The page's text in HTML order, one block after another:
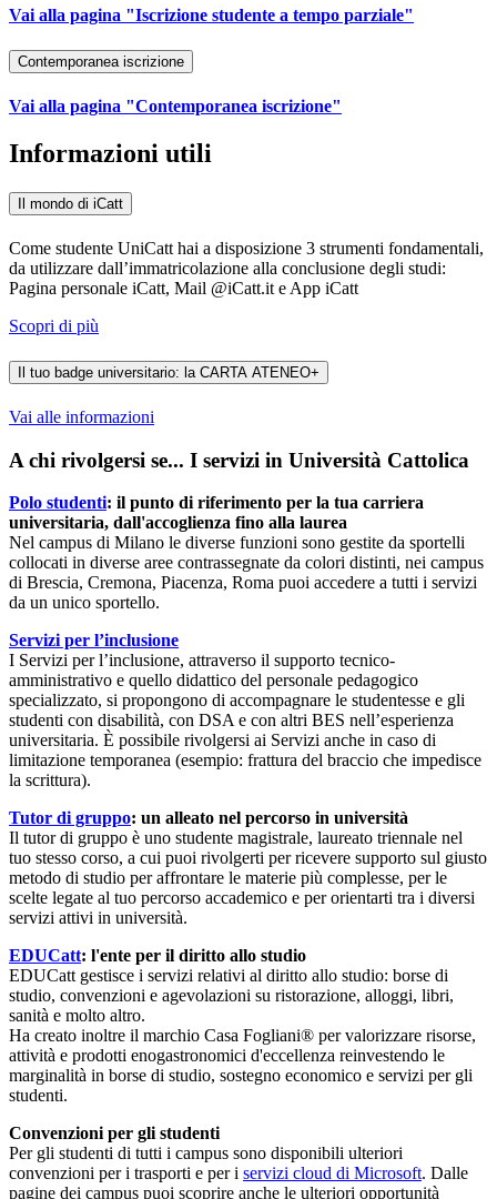
Vai alla pagina "Iscrizione studente a tempo parziale"
Contemporanea iscrizione
Vai alla pagina "Contemporanea iscrizione"
Informazioni utili
Il mondo di iCatt
Come studente UniCatt hai a disposizione 3 strumenti fondamentali,
da utilizzare dall’immatricolazione alla conclusione degli studi:
Pagina personale iCatt, Mail @iCatt.it e App iCatt
Scopri di più
Il tuo badge universitario: la CARTA ATENEO+
Vai alle informazioni
A chi rivolgersi se... I servizi in Università Cattolica
Polo studenti: il punto di riferimento per la tua carriera
universitaria, dall'accoglienza fino alla laurea
Nel campus di Milano le diverse funzioni sono gestite da sportelli
collocati in diverse aree contrassegnate da colori distinti, nei campus
di Brescia, Cremona, Piacenza, Roma puoi accedere a tutti i servizi
da un unico sportello.
Servizi per l’inclusione
I Servizi per l’inclusione, attraverso il supporto tecnico-
amministrativo e quello didattico del personale pedagogico
specializzato, si propongono di accompagnare le studentesse e gli
studenti con disabilità, con DSA e con altri BES nell’esperienza
universitaria. È possibile rivolgersi ai Servizi anche in caso di
limitazione temporanea (esempio: frattura del braccio che impedisce
la scrittura).
Tutor di gruppo: un alleato nel percorso in università
Il tutor di gruppo è uno studente magistrale, laureato triennale nel
tuo stesso corso, a cui puoi rivolgerti per ricevere supporto sul giusto
metodo di studio per affrontare le materie più complesse, per le
scelte legate al tuo percorso accademico e per orientarti tra i diversi
servizi attivi in università.
EDUCatt: l'ente per il diritto allo studio
EDUCatt gestisce i servizi relativi al diritto allo studio: borse di
studio, convenzioni e agevolazioni su ristorazione, alloggi, libri,
sanità e molto altro.
Ha creato inoltre il marchio Casa Fogliani® per valorizzare risorse,
attività e prodotti enogastronomici d'eccellenza reinvestendo le
marginalità in borse di studio, sostegno economico e servizi per gli
studenti.
Convenzioni per gli studenti
Per gli studenti di tutti i campus sono disponibili ulteriori
convenzioni per i trasporti e per i servizi cloud di Microsoft. Dalle
pagine dei campus puoi scoprire anche le ulteriori opportunità